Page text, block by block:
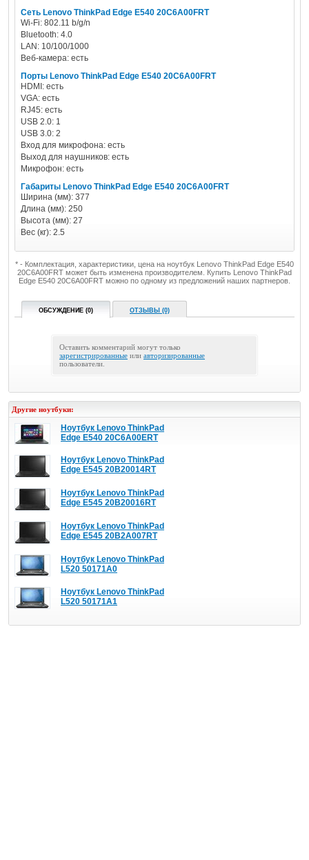
Сеть Lenovo ThinkPad Edge E540 20C6A00FRT
Wi-Fi: 802.11 b/g/n
Bluetooth: 4.0
LAN: 10/100/1000
Веб-камера: есть
Порты Lenovo ThinkPad Edge E540 20C6A00FRT
HDMI: есть
VGA: есть
RJ45: есть
USB 2.0: 1
USB 3.0: 2
Вход для микрофона: есть
Выход для наушников: есть
Микрофон: есть
Габариты Lenovo ThinkPad Edge E540 20C6A00FRT
Ширина (мм): 377
Длина (мм): 250
Высота (мм): 27
Вес (кг): 2.5
* - Комплектация, характеристики, цена на ноутбук Lenovo ThinkPad Edge E540
20C6A00FRT может быть изменена производителем. Купить Lenovo ThinkPad
Edge E540 20C6A00FRT можно по одному из предложений наших партнеров.
ОБСУЖДЕНИЕ (0) ОТЗЫВЫ (0)
Оставить комментарий могут только
зарегистрированные или авторизированные
пользователи.
Другие ноутбуки:
Ноутбук Lenovo ThinkPad
Edge E540 20C6A00ERT
Ноутбук Lenovo ThinkPad
Edge E545 20B20014RT
Ноутбук Lenovo ThinkPad
Edge E545 20B20016RT
Ноутбук Lenovo ThinkPad
Edge E545 20B2A007RT
Ноутбук Lenovo ThinkPad
L520 50171A0
Ноутбук Lenovo ThinkPad
L520 50171A1